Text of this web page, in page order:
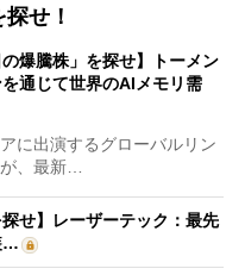
せ！
の爆騰株」を探せ】トーメン
通じて世界のAIメモリ需
に出演するグローバルリン
、最新…
せ】レーザーテック：最先
…